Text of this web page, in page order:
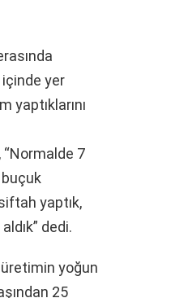
yer
yaptıklarını
7
yaptık,
dedi.
yoğun
25